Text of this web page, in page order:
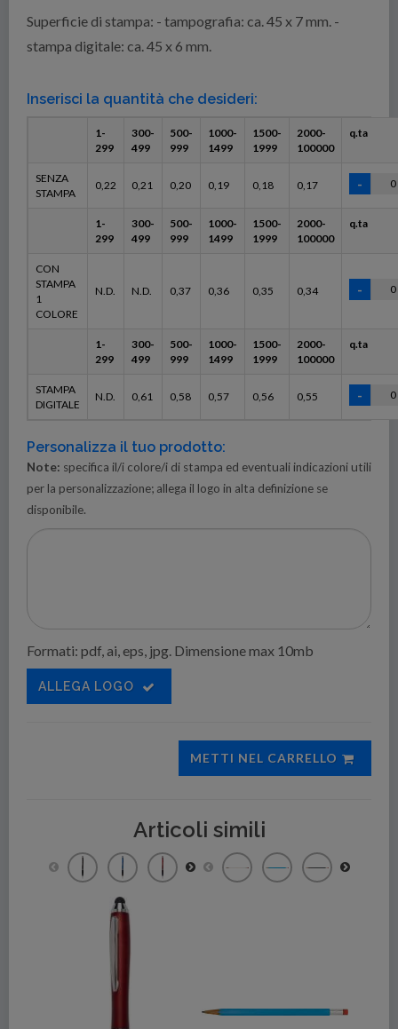
Superficie di stampa: - tampografia: ca. 45 x 7 mm. -
stampa digitale: ca. 45 x 6 mm.
Inserisci la quantità che desideri:
1-
299
300-
499
500-
999
1000-
1499
1500-
1999
2000-
100000
q.ta
SENZA
STAMPA
0,22 0,21 0,20 0,19 0,18 0,17
1-
299
300-
499
500-
999
1000-
1499
1500-
1999
2000-
100000
q.ta
CON
STAMPA
1
COLORE
N.D. N.D. 0,37 0,36 0,35 0,34
1-
299
300-
499
500-
999
1000-
1499
1500-
1999
2000-
100000
q.ta
STAMPA
DIGITALE
N.D. 0,61 0,58 0,57 0,56 0,55
Personalizza il tuo prodotto:
Note: specifica il/i colore/i di stampa ed eventuali indicazioni utili
per la personalizzazione; allega il logo in alta definizione se
disponibile.
Formati: pdf, ai, eps, jpg. Dimensione max 10mb
ALLEGA LOGO
METTI NEL CARRELLO
Articoli simili